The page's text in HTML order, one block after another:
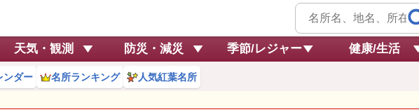
天気・観測 防災・減災 季節/レジャー 健康/生活
ンダー 名所ランキング 人気紅葉名所